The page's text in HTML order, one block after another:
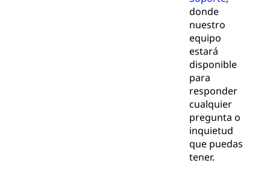
donde
nuestro
equipo
estará
disponible
para
responder
cualquier
pregunta o
inquietud
que puedas
tener.